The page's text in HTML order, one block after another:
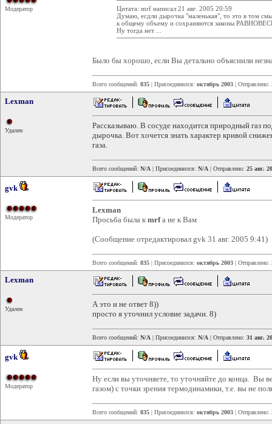
Модератор
Цитата: mrf написал 21 авг. 2005 20:59
Думаю, есдли дырочка "маленькая", то это в том
к общему объему и сохраняются законы
Ну тогда нет ...
Было бы хорошо, если Вы детально объяснили
Всего сообщений: 835 | Присоединился: октябрь 2003 | Отправлено:
Lexman
Удален
Рассказываю. В сосуде находится природный газ
дырочка. Вот хочется знать характер кривой
газа.
Всего сообщений: N/A | Присоединился: N/A | Отправлено: 25 авг.
gvk
Модератор
Lexman
Просьба была к mrfа не к Вам
(Сообщение отредактировал gvk 31 авг. 2005 9:41)
Всего сообщений: 835 | Присоединился: октябрь 2003 | Отправлено:
Lexman
Удален
А это и не ответ 8))
просто я уточнил условие задачи. 8)
Всего сообщений: N/A | Присоединился: N/A | Отправлено: 31 авг.
gvk
Модератор
Ну если вы уточняете, то уточняйте до конца. Вы
газом) с точки зрения термодинамики, т.е. вы не
Всего сообщений: 835 | Присоединился: октябрь 2003 | Отправлено: